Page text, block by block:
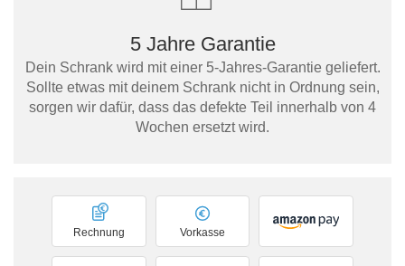
5 Jahre Garantie
Dein Schrank wird mit einer 5-Jahres-Garantie geliefert.
Sollte etwas mit deinem Schrank nicht in Ordnung sein,
sorgen wir dafür, dass das defekte Teil innerhalb von 4
Wochen ersetzt wird.
Vorkasse
Rechnung